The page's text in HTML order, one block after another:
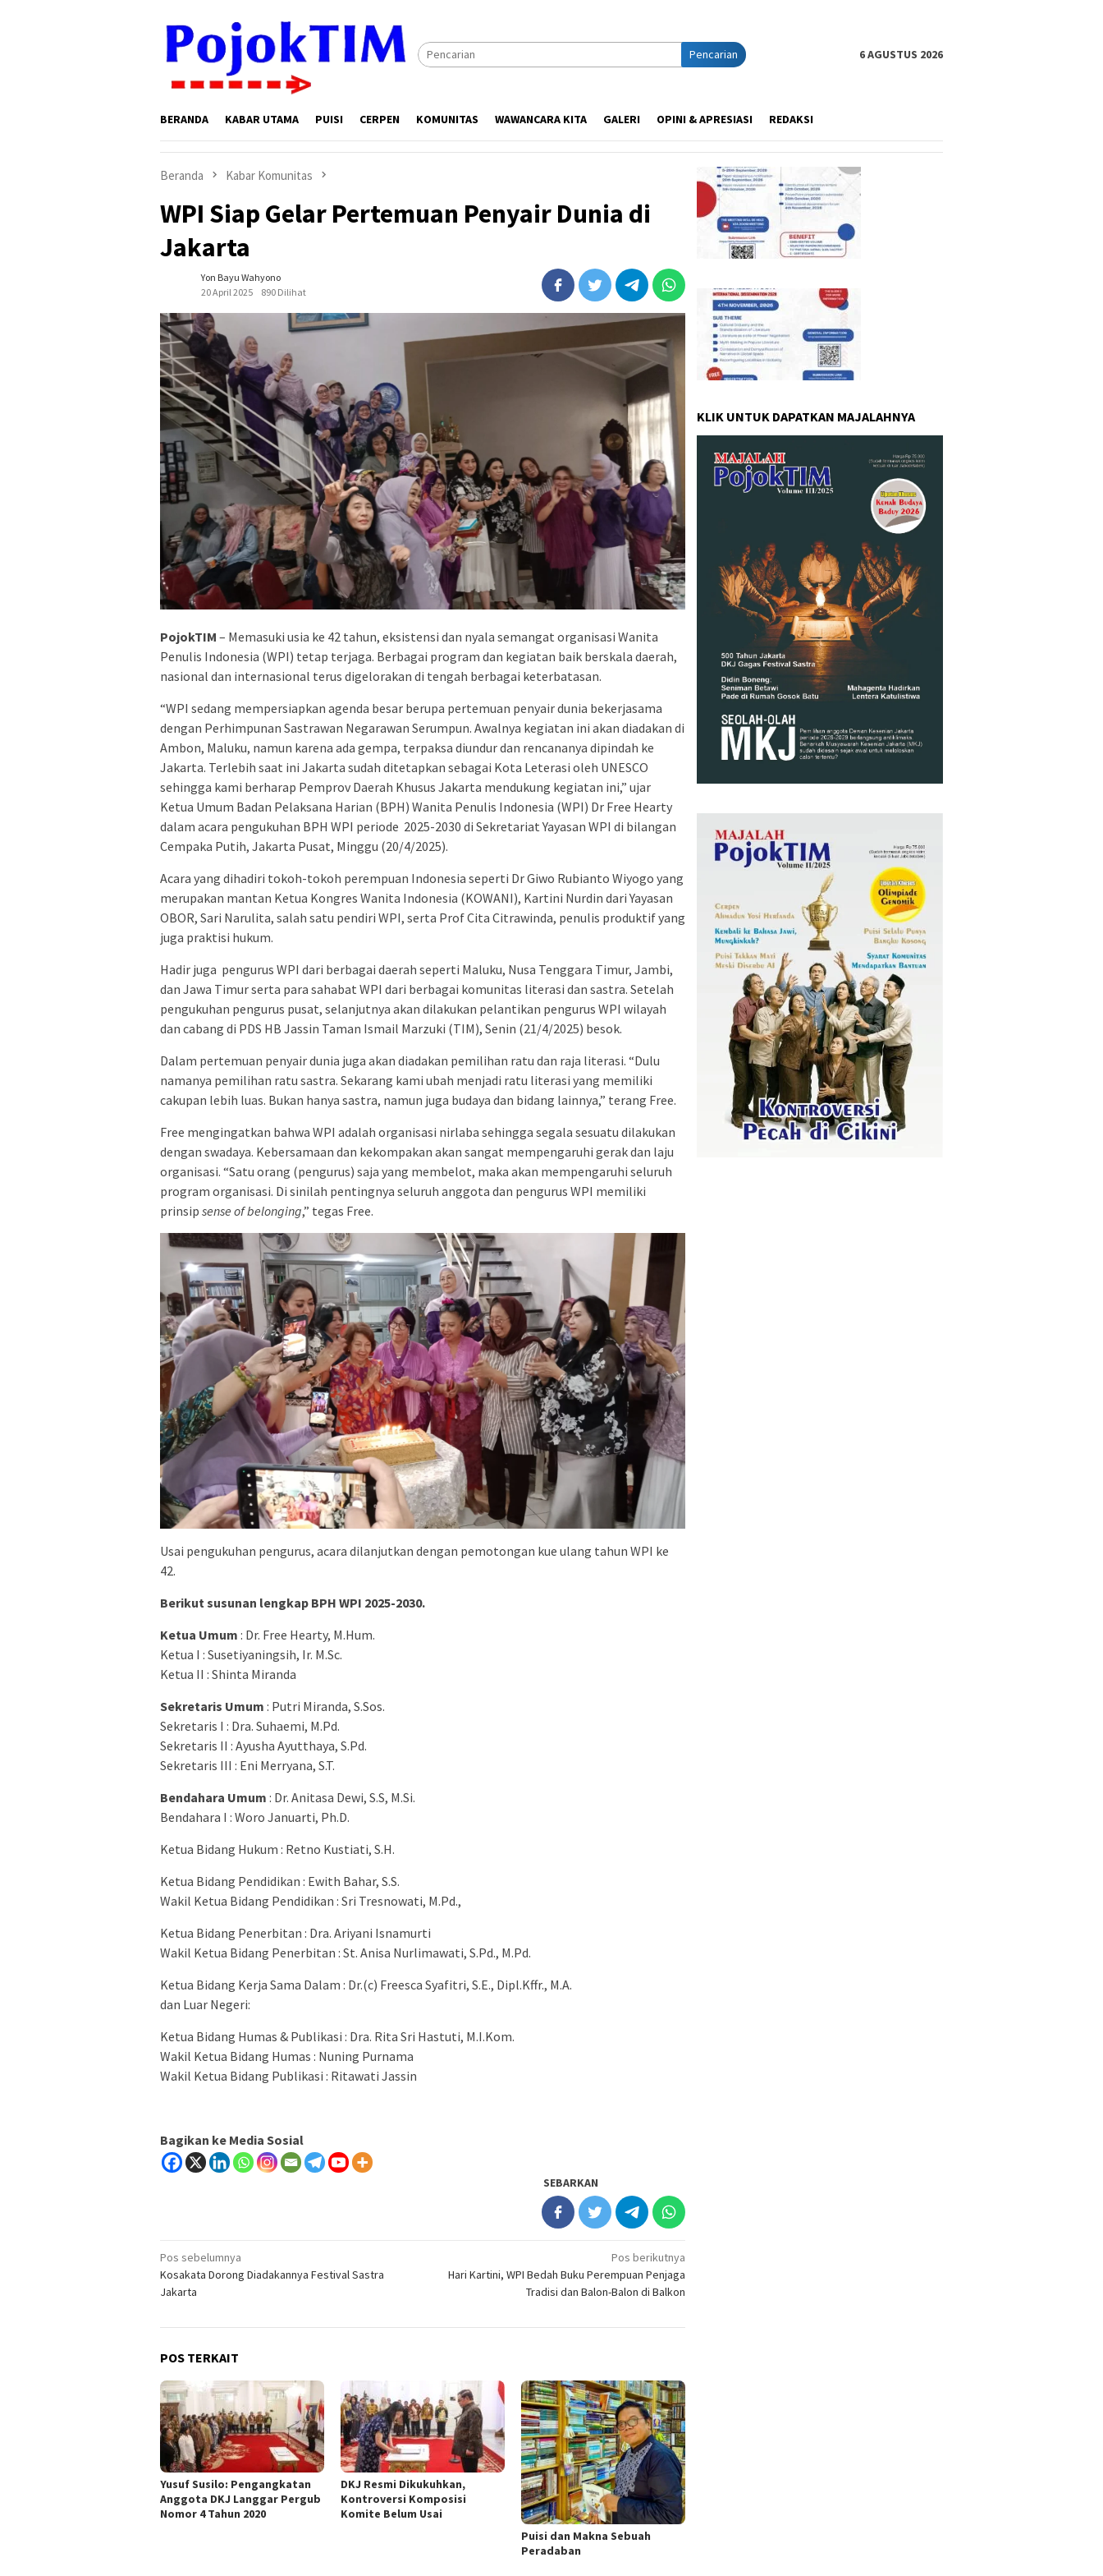
Pencarian
6 AGUSTUS 2026
BERANDA KABAR UTAMA PUISI CERPEN KOMUNITAS WAWANCARA KITA GALERI OPINI & APRESIASI REDAKSI
Beranda Kabar Komunitas
WPI Siap Gelar Pertemuan Penyair Dunia di
Jakarta
Yon Bayu Wahyono
20 April 2025
890 Dilihat
PojokTIM – Memasuki usia ke 42 tahun, eksistensi dan nyala semangat organisasi Wanita
Penulis Indonesia (WPI) tetap terjaga. Berbagai program dan kegiatan baik berskala daerah,
nasional dan internasional terus digelorakan di tengah berbagai keterbatasan.
“WPI sedang mempersiapkan agenda besar berupa pertemuan penyair dunia bekerjasama
dengan Perhimpunan Sastrawan Negarawan Serumpun. Awalnya kegiatan ini akan diadakan di
Ambon, Maluku, namun karena ada gempa, terpaksa diundur dan rencananya dipindah ke
Jakarta. Terlebih saat ini Jakarta sudah ditetapkan sebagai Kota Leterasi oleh UNESCO
sehingga kami berharap Pemprov Daerah Khusus Jakarta mendukung kegiatan ini,” ujar
Ketua Umum Badan Pelaksana Harian (BPH) Wanita Penulis Indonesia (WPI) Dr Free Hearty
dalam acara pengukuhan BPH WPI periode 2025-2030 di Sekretariat Yayasan WPI di bilangan
Cempaka Putih, Jakarta Pusat, Minggu (20/4/2025).
Acara yang dihadiri tokoh-tokoh perempuan Indonesia seperti Dr Giwo Rubianto Wiyogo yang
merupakan mantan Ketua Kongres Wanita Indonesia (KOWANI), Kartini Nurdin dari Yayasan
OBOR, Sari Narulita, salah satu pendiri WPI, serta Prof Cita Citrawinda, penulis produktif yang
juga praktisi hukum.
Hadir juga pengurus WPI dari berbagai daerah seperti Maluku, Nusa Tenggara Timur, Jambi,
dan Jawa Timur serta para sahabat WPI dari berbagai komunitas literasi dan sastra. Setelah
pengukuhan pengurus pusat, selanjutnya akan dilakukan pelantikan pengurus WPI wilayah
dan cabang di PDS HB Jassin Taman Ismail Marzuki (TIM), Senin (21/4/2025) besok.
Dalam pertemuan penyair dunia juga akan diadakan pemilihan ratu dan raja literasi. “Dulu
namanya pemilihan ratu sastra. Sekarang kami ubah menjadi ratu literasi yang memiliki
cakupan lebih luas. Bukan hanya sastra, namun juga budaya dan bidang lainnya,” terang Free.
Free mengingatkan bahwa WPI adalah organisasi nirlaba sehingga segala sesuatu dilakukan
dengan swadaya. Kebersamaan dan kekompakan akan sangat mempengaruhi gerak dan laju
organisasi. “Satu orang (pengurus) saja yang membelot, maka akan mempengaruhi seluruh
program organisasi. Di sinilah pentingnya seluruh anggota dan pengurus WPI memiliki
prinsip sense of belonging,” tegas Free.
Usai pengukuhan pengurus, acara dilanjutkan dengan pemotongan kue ulang tahun WPI ke
42.
Berikut susunan lengkap BPH WPI 2025-2030.
Ketua Umum : Dr. Free Hearty, M.Hum.
Ketua I : Susetiyaningsih, Ir. M.Sc.
Ketua II : Shinta Miranda
Sekretaris Umum : Putri Miranda, S.Sos.
Sekretaris I : Dra. Suhaemi, M.Pd.
Sekretaris II : Ayusha Ayutthaya, S.Pd.
Sekretaris III : Eni Merryana, S.T.
Bendahara Umum : Dr. Anitasa Dewi, S.S, M.Si.
Bendahara I : Woro Januarti, Ph.D.
Ketua Bidang Hukum : Retno Kustiati, S.H.
Ketua Bidang Pendidikan : Ewith Bahar, S.S.
Wakil Ketua Bidang Pendidikan : Sri Tresnowati, M.Pd.,
Ketua Bidang Penerbitan : Dra. Ariyani Isnamurti
Wakil Ketua Bidang Penerbitan : St. Anisa Nurlimawati, S.Pd., M.Pd.
Ketua Bidang Kerja Sama Dalam : Dr.(c) Freesca Syafitri, S.E., Dipl.Kffr., M.A.
dan Luar Negeri:
Ketua Bidang Humas & Publikasi : Dra. Rita Sri Hastuti, M.I.Kom.
Wakil Ketua Bidang Humas : Nuning Purnama
Wakil Ketua Bidang Publikasi : Ritawati Jassin
Bagikan ke Media Sosial
SEBARKAN
Navigasi
pos
Pos sebelumnya
Kosakata Dorong Diadakannya Festival Sastra
Jakarta
Pos berikutnya
Hari Kartini, WPI Bedah Buku Perempuan Penjaga
Tradisi dan Balon-Balon di Balkon
POS TERKAIT
Yusuf Susilo: Pengangkatan
Anggota DKJ Langgar Pergub
Nomor 4 Tahun 2020
DKJ Resmi Dikukuhkan,
Kontroversi Komposisi
Komite Belum Usai
Puisi dan Makna Sebuah
Peradaban
KLIK UNTUK DAPATKAN MAJALAHNYA